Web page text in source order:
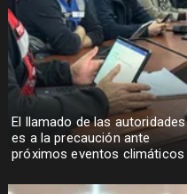
El llamado de las autoridades
es a la precaución ante
próximos eventos climáticos